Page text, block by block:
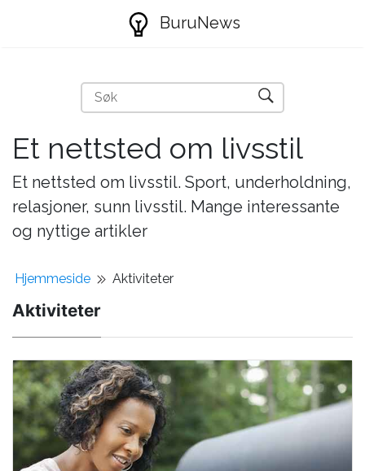
BuruNews
Et nettsted om livsstil
Et nettsted om livsstil. Sport, underholdning,
relasjoner, sunn livsstil. Mange interessante
og nyttige artikler
Hjemmeside Aktiviteter
Aktiviteter